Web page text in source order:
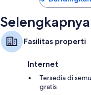
Fasilitas properti
Internet
Tersedia di
gratis